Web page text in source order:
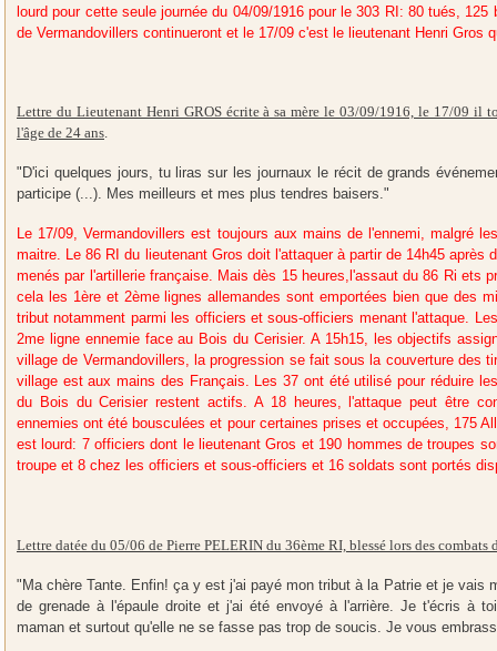
lourd pour cette seule journée du 04/09/1916 pour le 303 RI: 80 tués,
de Vermandovillers continueront et le 17/09 c'est le lieutenant Henri Gros
Lettre du Lieutenant Henri GROS écrite à sa mère le 03/09/1916, le 17/09 il
l'âge de 24 ans.
"D'ici quelques jours, tu liras sur les journaux le récit de grands
participe (...). Mes meilleurs et mes plus tendres baisers."
Le 17/09, Vermandovillers est toujours aux mains de l'ennemi, malgré
maitre. Le 86 RI du lieutenant Gros doit l'attaquer à partir de 14h45 après
menés par l'artillerie française. Mais dès 15 heures,l'assaut du 86 Ri ets
cela les 1ère et 2ème lignes allemandes sont emportées bien que des
tribut notamment parmi les officiers et sous-officiers menant l'attaque.
2me ligne ennemie face au Bois du Cerisier. A 15h15, les objectifs
village de Vermandovillers, la progression se fait sous la couverture des
village est aux mains des Français. Les 37 ont été utilisé pour réduire
du Bois du Cerisier restent actifs. A 18 heures, l'attaque peut être
ennemies ont été bousculées et pour certaines prises et occupées, 175
est lourd: 7 officiers dont le lieutenant Gros et 190 hommes de troupes
troupe et 8 chez les officiers et sous-officiers et 16 soldats sont portés
Lettre datée du 05/06 de Pierre PELERIN du 36ème RI, blessé lors des
"Ma chère Tante. Enfin! ça y est j'ai payé mon tribut à la Patrie et je vais
de grenade à l'épaule droite et j'ai été envoyé à l'arrière. Je t'écris à
maman et surtout qu'elle ne se fasse pas trop de soucis. Je vous